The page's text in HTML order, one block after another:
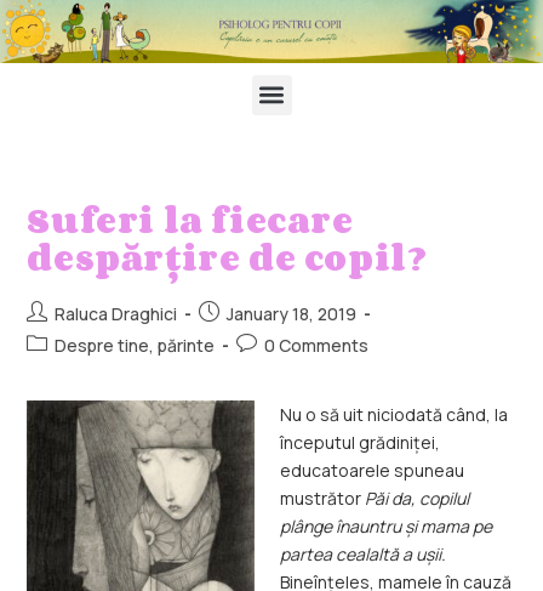
Suferi la fiecare
despărțire de copil?
Raluca Draghici
January 18, 2019
Despre tine, părinte
0 Comments
Nu o să uit niciodată când, la
începutul grădiniței,
educatoarele spuneau
mustrător Păi da, copilul
plânge înauntru și mama pe
partea cealaltă a ușii.
Bineînțeles, mamele în cauză